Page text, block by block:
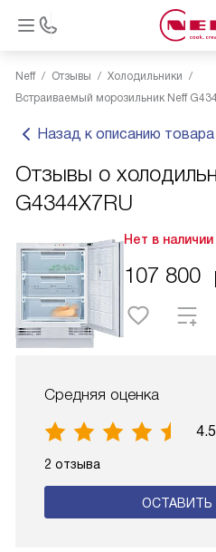
Neff Отзывы
Холодильники
Встраиваемый морозильник Neff
Назад к описанию товара
Отзывы о
G4344X7RU
Нет в наличии
107 800
Средняя оценка
4.5
2 отзыва